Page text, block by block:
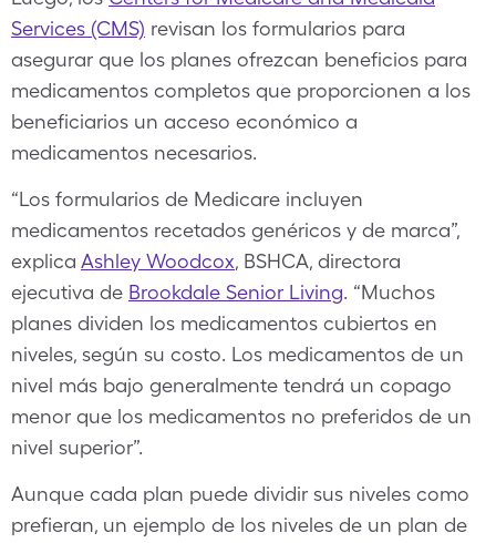
Services (CMS) revisan los formularios para
asegurar que los planes ofrezcan beneficios para
medicamentos completos que proporcionen a los
beneficiarios un acceso económico a
medicamentos necesarios.
“Los formularios de Medicare incluyen
medicamentos recetados genéricos y de marca”,
explica Ashley Woodcox, BSHCA, directora
ejecutiva de Brookdale Senior Living. “Muchos
planes dividen los medicamentos cubiertos en
niveles, según su costo. Los medicamentos de un
nivel más bajo generalmente tendrá un copago
menor que los medicamentos no preferidos de un
nivel superior”.
Aunque cada plan puede dividir sus niveles como
prefieran, un ejemplo de los niveles de un plan de